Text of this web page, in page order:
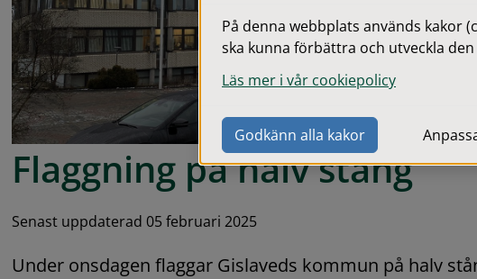
Flaggning på halv stång
Senast uppdaterad 05 februari 2025
Under onsdagen flaggar Gislaveds kommun på halv
På denna webbplats används kakor
ska kunna förbättra och utveckla
Läs mer i vår cookiepolicy
Godkänn alla kakor